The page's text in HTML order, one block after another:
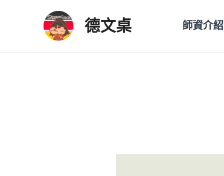
德文桌 師資介紹
navigation